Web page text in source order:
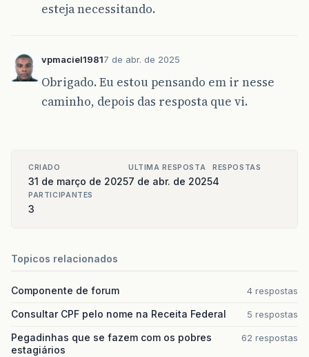
esteja necessitando.
vpmaciel19817 de abr. de 2025
Obrigado. Eu estou pensando em ir nesse
caminho, depois das resposta que vi.
CRIADO
31 de março de 2025
ULTIMA RESPOSTA
7 de abr. de 2025
RESPOSTAS
4
PARTICIPANTES
3
Topicos relacionados
Componente de forum 4 respostas
Consultar CPF pelo nome na Receita Federal 5 respostas
Pegadinhas que se fazem com os pobres
estagiários
62 respostas